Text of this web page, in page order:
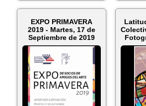
EXPO PRIMAVERA
2019 - Martes, 17 de
Septiembre de 2019